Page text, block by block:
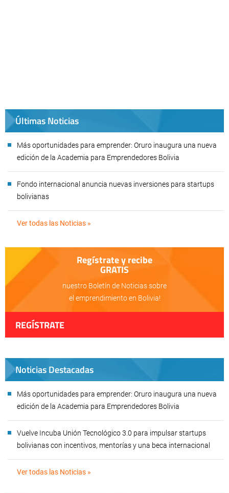
Últimas Noticias
Más oportunidades para emprender: Oruro inaugura una nueva
edición de la Academia para Emprendedores Bolivia
Fondo internacional anuncia nuevas inversiones para startups
bolivianas
Ver todas las Noticias »
Regístrate y recibe
GRATIS
nuestro Boletín de Noticias sobre
el emprendimiento en Bolivia!
REGÍSTRATE
Noticias Destacadas
Más oportunidades para emprender: Oruro inaugura una nueva
edición de la Academia para Emprendedores Bolivia
Vuelve Incuba Unión Tecnológico 3.0 para impulsar startups
bolivianas con incentivos, mentorías y una beca internacional
Ver todas las Noticias »